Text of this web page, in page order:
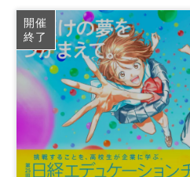
サステナビリティ 教育
参加無料
開催
終了